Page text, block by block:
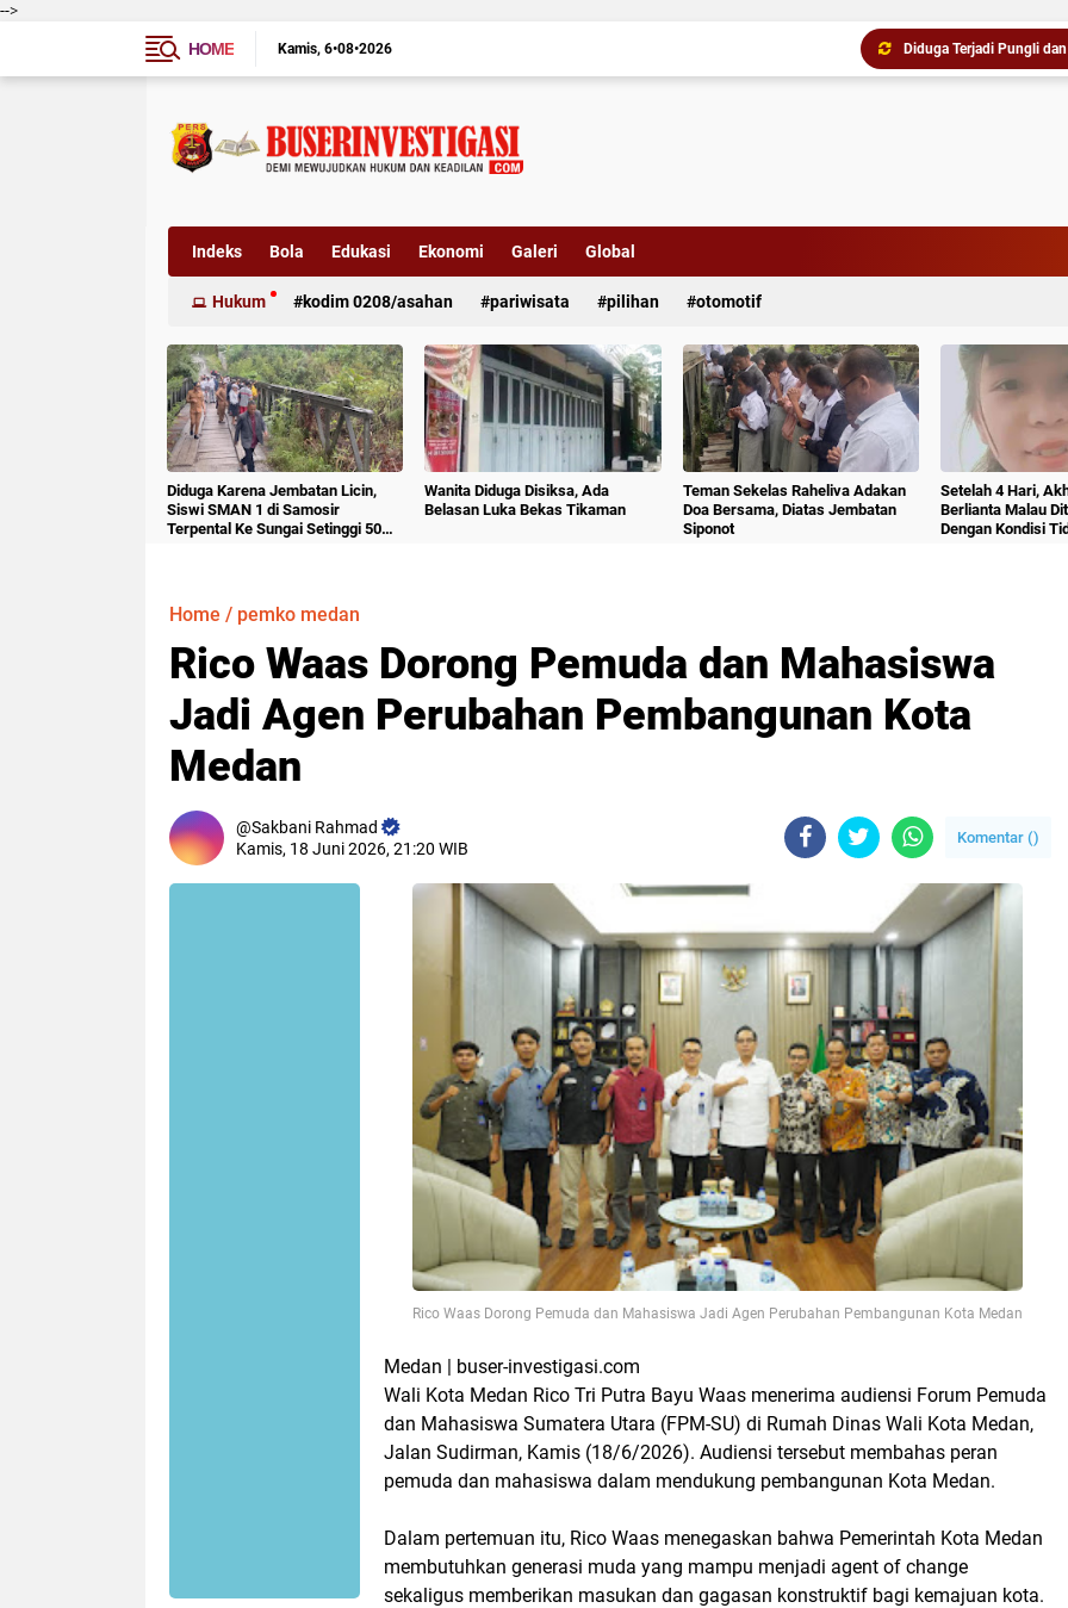
-->
HOME
Kamis 6•08•2026
Indeks Bola Edukasi Ekonomi Galeri Global
Hukum kodim 0208/asahan pariwisata pilihan otomotif
Diduga Karena Jembatan Licin,
Siswi SMAN 1 di Samosir
Terpental Ke Sungai Setinggi 50
Wanita Diduga Disiksa, Ada
Belasan Luka Bekas Tikaman
Teman Sekelas Raheliva Adakan
Doa Bersama, Diatas Jembatan
Siponot
Setelah 4 Hari,
Berlianta Malau
Dengan Kondisi
Home / pemko medan
Rico Waas Dorong Pemuda dan Mahasiswa
Jadi Agen Perubahan Pembangunan Kota
Medan
Sakbani Rahmad
Kamis, 18 Juni 2026, 21:20 WIB
Komentar ()
Rico Waas Dorong Pemuda dan Mahasiswa Jadi Agen Perubahan Pembangunan Kota Medan
Medan | buser-investigasi.com
Wali Kota Medan Rico Tri Putra Bayu Waas menerima audiensi Forum Pemuda
dan Mahasiswa Sumatera Utara (FPM-SU) di Rumah Dinas Wali Kota Medan,
Jalan Sudirman, Kamis (18/6/2026). Audiensi tersebut membahas peran
pemuda dan mahasiswa dalam mendukung pembangunan Kota Medan.
Dalam pertemuan itu, Rico Waas menegaskan bahwa Pemerintah Kota Medan
membutuhkan generasi muda yang mampu menjadi agent of change
sekaligus memberikan masukan dan gagasan konstruktif bagi kemajuan kota.